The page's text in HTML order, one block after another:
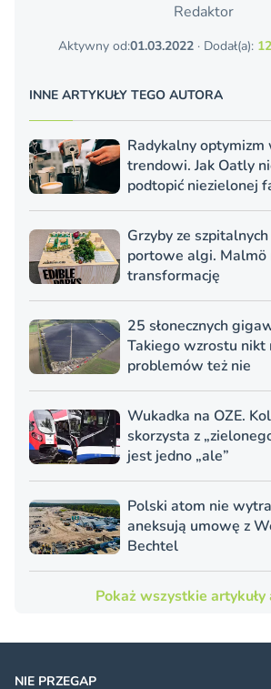
Redaktor
Aktywny od:01.03.2022 · Dodał(a):
INNE ARTYKUŁY TEGO AUTORA
Radykalny
trendowi. Jak Oatly
podtopić niezielonej
Grzyby ze
portowe algi. Malmö
transformację
25 słonecznych
Takiego wzrostu nikt
problemów też nie
Wukadka na OZE.
skorzysta z
jest jedno „ale”
Polski atom nie
aneksują umowę z
Bechtel
Pokaż wszystkie artykuły
NIE PRZEGAP